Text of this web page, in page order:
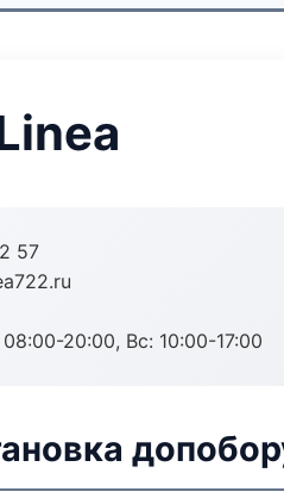
57
20:00, Вс: 10:00-17:00